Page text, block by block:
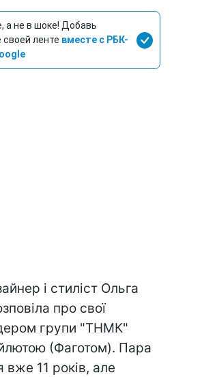
а не в шоке! Добавь
ленте вместе с РБК-
і стиліст Ольга
про свої
групи "ТНМК"
(Фаготом). Пара
вже 11 років, але